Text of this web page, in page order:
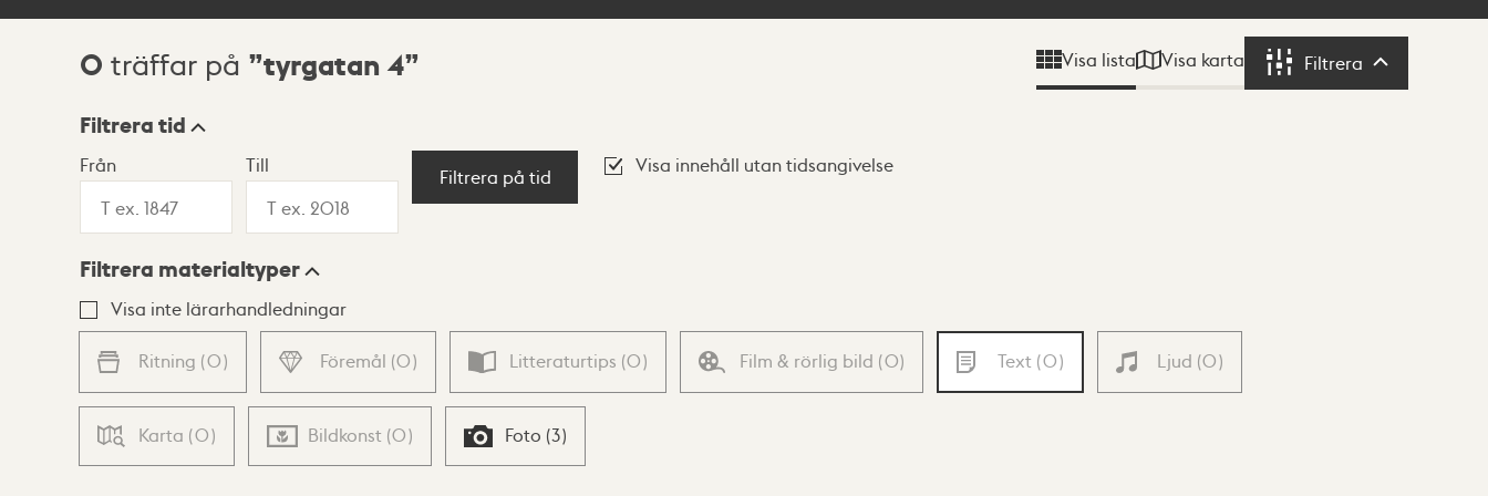
Sökresultat
0 träffar på tyrgatan 4 Visa lista Visa karta Filtrera Filtrera
Visningsläge
Lista Karta
Filtrera tid
Från Till
Filtrera på tid
Visa innehåll utan tidsangivelse
Filtrera materialtyper
Visa inte lärarhandledningar
Ritning (0) Föremål (0) Litteraturtips (0) Film & rörlig bild (0) Text (0) Ljud (0)
Karta (0) Bildkonst (0) Foto (3)